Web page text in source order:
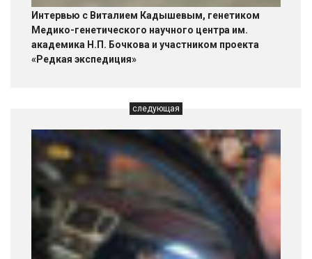
Интервью с Виталием Кадышевым, генетиком
Медико-генетического научного центра им.
академика Н.П. Бочкова и участником проекта
«Редкая экспедиция»
следующая